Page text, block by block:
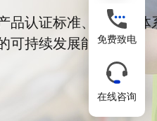
品认证标准、供应链
可持续发展能力免费致电
在线咨询